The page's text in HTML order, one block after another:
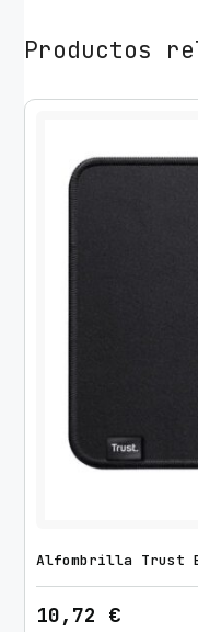
Productos
Alfombrilla Trust
10,72 €